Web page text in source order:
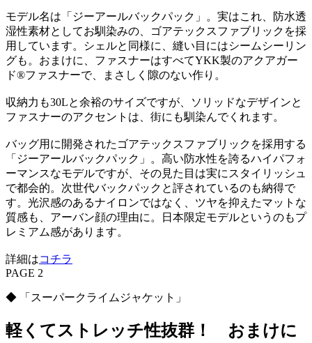
モデル名は「ジーアールバックパック」。実はこれ、防水透
湿性素材としてお馴染みの、ゴアテックスファブリックを採
用しています。シェルと同様に、縫い目にはシームシーリン
グも。おまけに、ファスナーはすべてYKK製のアクアガー
ド®ファスナーで、まさしく隙のない作り。
収納力も30Lと余裕のサイズですが、ソリッドなデザインと
ファスナーのアクセントは、街にも馴染んでくれます。
バッグ用に開発されたゴアテックスファブリックを採用する
「ジーアールバックパック」。高い防水性を誇るハイパフォ
ーマンスなモデルですが、その見た目は実にスタイリッシュ
で都会的。次世代バックパックと評されているのも納得で
す。光沢感のあるナイロンではなく、ツヤを抑えたマットな
質感も、アーバン顔の理由に。日本限定モデルというのもプ
レミアム感があります。
詳細はコチラ
PAGE 2
◆ 「スーパークライムジャケット」
軽くてストレッチ性抜群！ おまけに